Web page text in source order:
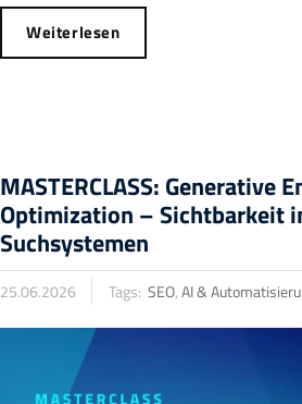
Weiterlesen
MASTERCLASS: Generative
Optimization – Sichtbarkeit
Suchsystemen
25.06.2026 Tags: SEO,AI &